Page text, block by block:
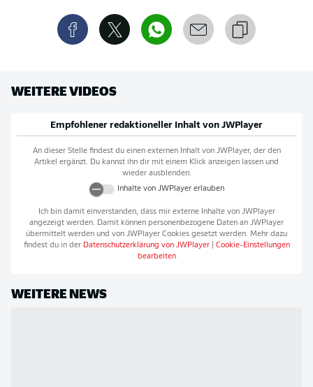
WEITERE VIDEOS
Empfohlener redaktioneller Inhalt von JWPlayer
An dieser Stelle findest du einen externen Inhalt von JWPlayer, der den
Artikel ergänzt. Du kannst ihn dir mit einem Klick anzeigen lassen und
wieder ausblenden.
Inhalte von JWPlayererlauben
Ich bin damit einverstanden, dass mir externe Inhalte von JWPlayer
angezeigt werden. Damit können personenbezogene Daten an JWPlayer
übermittelt werden und von JWPlayer Cookies gesetzt werden. Mehr dazu
findest du in der Datenschutzerklärung von JWPlayer| Cookie-Einstellungen
bearbeiten
WEITERE NEWS